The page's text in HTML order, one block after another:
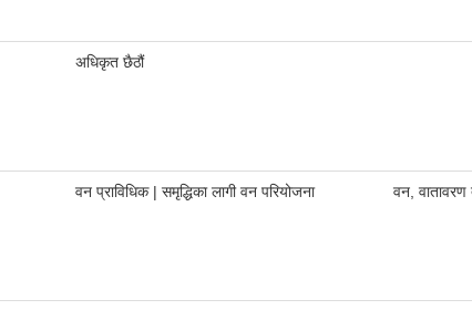
अधिकृत छैठौं
वन प्राविधिक | समृद्धिका लागी वन परियोजना वन, वातावरण